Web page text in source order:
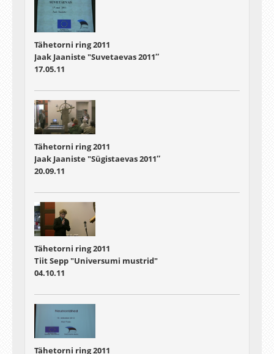
Tähetorni ring 2011
Jaak Jaaniste "Suvetaevas 2011″
17.05.11
Tähetorni ring 2011
Jaak Jaaniste "Sügistaevas 2011″
20.09.11
Tähetorni ring 2011
Tiit Sepp "Universumi mustrid"
04.10.11
Tähetorni ring 2011